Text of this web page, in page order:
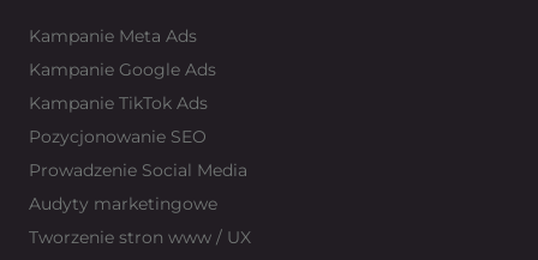
Kampanie Meta Ads
Kampanie Google Ads
Kampanie TikTok Ads
Pozycjonowanie SEO
Prowadzenie Social Media
Audyty marketingowe
Tworzenie stron www / UX